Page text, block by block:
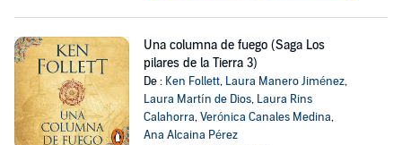
Una columna de fuego (Saga Los
pilares de la Tierra 3)
De : Ken Follett, Laura Manero Jiménez,
Laura Martín de Dios, Laura Rins
Calahorra,Verónica Canales Medina,
Ana Alcaina Pérez